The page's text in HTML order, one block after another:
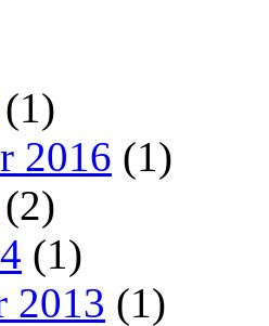
(1)
2016 (1)
(2)
(1)
2013 (1)